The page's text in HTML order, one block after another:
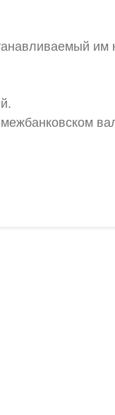
им